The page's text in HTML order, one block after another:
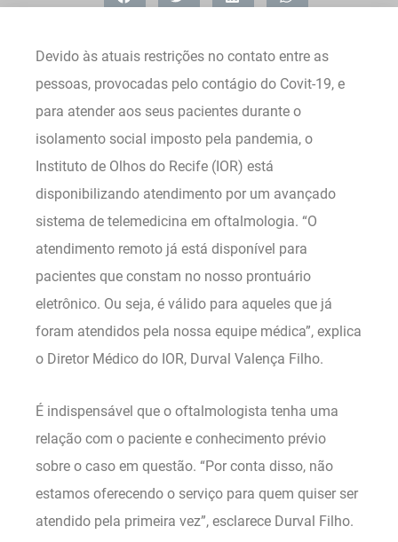
Devido às atuais restrições no contato entre as
pessoas, provocadas pelo contágio do Covit-19, e
para atender aos seus pacientes durante o
isolamento social imposto pela pandemia, o
Instituto de Olhos do Recife (IOR) está
disponibilizando atendimento por um avançado
sistema de telemedicina em oftalmologia. “O
atendimento remoto já está disponível para
pacientes que constam no nosso prontuário
eletrônico. Ou seja, é válido para aqueles que já
foram atendidos pela nossa equipe médica”, explica
o Diretor Médico do IOR, Durval Valença Filho.
É indispensável que o oftalmologista tenha uma
relação com o paciente e conhecimento prévio
sobre o caso em questão. “Por conta disso, não
estamos oferecendo o serviço para quem quiser ser
atendido pela primeira vez”, esclarece Durval Filho.